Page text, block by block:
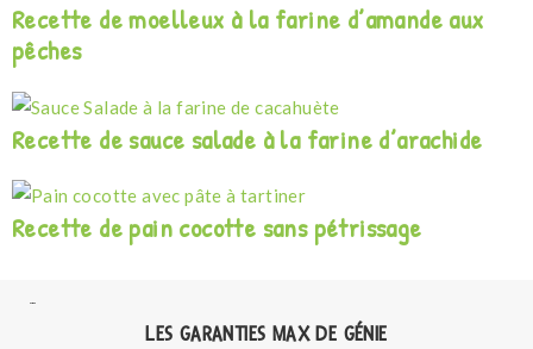
Recette de moelleux à la farine d’amande aux
pêches
Recette de sauce salade à la farine d’arachide
Recette de pain cocotte sans pétrissage
LES GARANTIES MAX DE GÉNIE